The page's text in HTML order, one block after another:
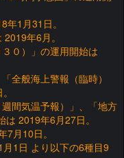
1月31日。
年6月。
０）」の運用開始は
全般海上警報（臨時）
間気温予報）」、「地方
2019年6月27日。
月10日。
1日 より以下の6種目9